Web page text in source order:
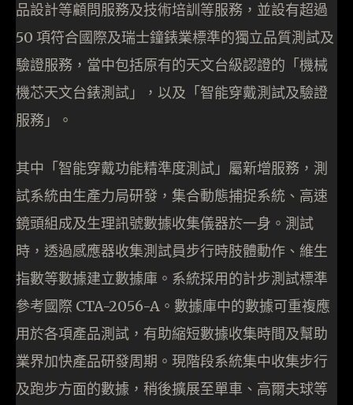
品設計等顧問服務及技術培訓等服務，並設有超過
50 項符合國際及瑞士鐘錶業標準的獨立品質測試及
驗證服務，當中包括原有的天文台級認證的「機械
機芯天文台錶測試」，以及「智能穿戴測試及驗證
服務」。
其中「智能穿戴功能精準度測試」屬新增服務，測
試系統由生產力局研發，集合動態捕捉系統、高速
鏡頭組成及生理訊號數據收集儀器於一身。測試
時，透過感應器收集測試員步行時肢體動作、維生
指數等數據建立數據庫。系統採用的計步測試標準
參考國際 CTA-2056-A。數據庫中的數據可重複應
用於各項產品測試，有助縮短數據收集時間及幫助
業界加快產品研發周期。現階段系統集中收集步行
及跑步方面的數據，稍後擴展至單車、高爾夫球等